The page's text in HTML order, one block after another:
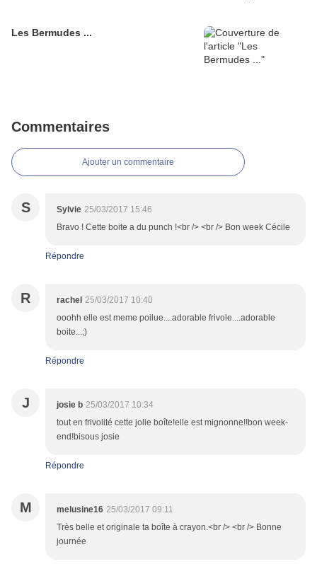
Les Bermudes ...
Commentaires
Ajouter un commentaire
S Sylvie 25/03/2017 15:46
Bravo ! Cette boite a du punch !<br /> <br /> Bon week Cécile
Répondre
R rachel 25/03/2017 10:40
ooohh elle est meme poilue....adorable frivole....adorable
boite...;)
Répondre
J josie b 25/03/2017 10:34
tout en frivolité cette jolie boîte!elle est mignonne!!bon week-
end!bisous josie
Répondre
M melusine16 25/03/2017 09:11
Très belle et originale ta boîte à crayon.<br /> <br /> Bonne
journée